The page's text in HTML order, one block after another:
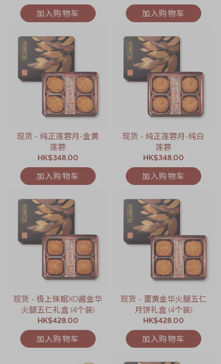
加入购物车 加入购物车
现货 - 纯正莲蓉月-金黄
莲蓉
HK$348.00
加入购物车
现货 - 纯正莲蓉月-纯白
莲蓉
HK$348.00
加入购物车
现货 - 极上珠姐XO酱金华
火腿五仁礼盒 (4个装)
HK$428.00
加入购物车
现货 - 蛋黄金华火腿五仁
月饼礼盒 (4个装)
HK$428.00
加入购物车